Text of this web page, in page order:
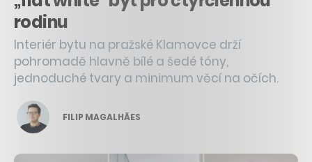
rodinu
Interiér bytu na pražské Klamovce drží
pohromadě hlavně bílé a šedé tóny,
jednoduché tvary a minimum věcí na očích.
FILIP MAGALHÃES